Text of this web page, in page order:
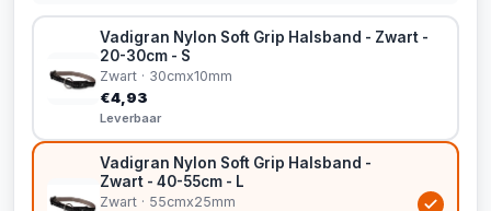
Vadigran Nylon Soft Grip Halsband - Zwart -
20-30cm - S
Zwart · 30cmx10mm
€4,93
Leverbaar
Vadigran Nylon Soft Grip Halsband -
Zwart - 40-55cm - L
Zwart · 55cmx25mm